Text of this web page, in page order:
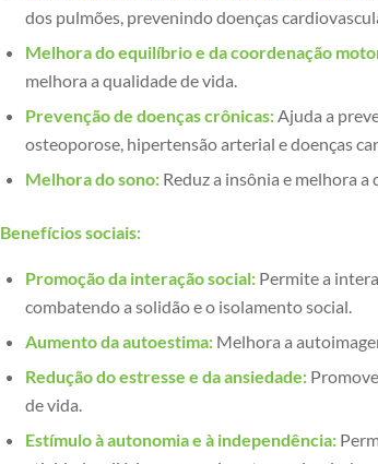
dos pulmões, prevenindo doenças
Melhora do equilíbrio e da coordenação
melhora a qualidade de vida.
Prevenção de doenças crônicas: Ajuda a
osteoporose, hipertensão arterial e doenças
Melhora do sono: Reduz a insônia e melhora a
Benefícios sociais:
Promoção da interação social: Permite a
combatendo a solidão e o isolamento social.
Aumento da autoestima: Melhora a
Redução do estresse e da ansiedade:
de vida.
Estímulo à autonomia e à independência: